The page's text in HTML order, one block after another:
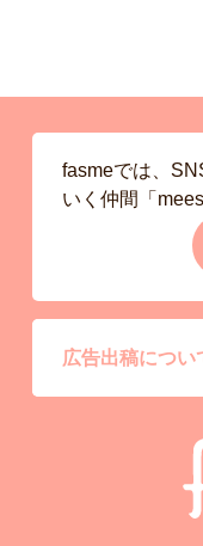
fasmeでは、
いく仲間「
広告出稿につい